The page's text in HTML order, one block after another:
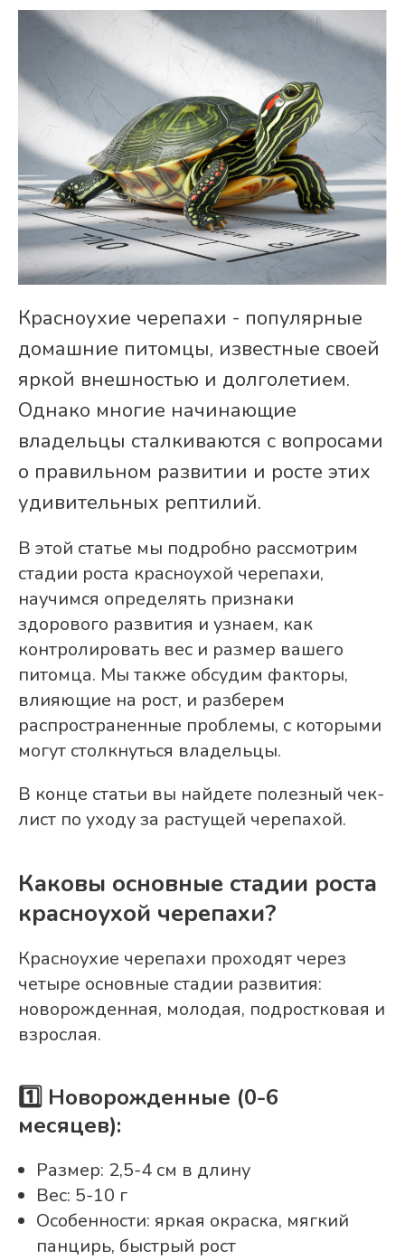
Красноухие черепахи - популярные
домашние питомцы, известные своей
яркой внешностью и долголетием.
Однако многие начинающие
владельцы сталкиваются с вопросами
о правильном развитии и росте этих
удивительных рептилий.
В этой статье мы подробно рассмотрим
стадии роста красноухой черепахи,
научимся определять признаки
здорового развития и узнаем, как
контролировать вес и размер вашего
питомца. Мы также обсудим факторы,
влияющие на рост, и разберем
распространенные проблемы, с которыми
могут столкнуться владельцы.
В конце статьи вы найдете полезный чек-
лист по уходу за растущей черепахой.
Каковы основные стадии роста
красноухой черепахи?
Красноухие черепахи проходят через
четыре основные стадии развития:
новорожденная, молодая, подростковая и
взрослая.
1️⃣ Новорожденные (0-6
месяцев):
Размер: 2,5-4 см в длину
Вес: 5-10 г
Особенности: яркая окраска, мягкий
панцирь, быстрый рост